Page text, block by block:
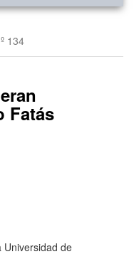
134
Fatás
Universidad de